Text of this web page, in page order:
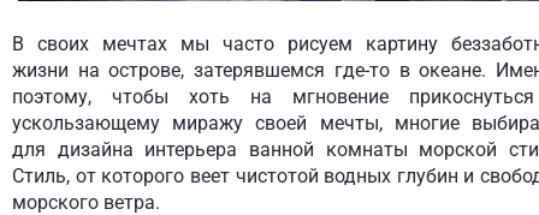
В своих мечтах мы часто рисуем картину
жизни на острове, затерявшемся где-то в океане.
поэтому, чтобы хоть на мгновение
ускользающему миражу своей мечты, многие
для дизайна интерьера ванной комнаты морской
Стиль, от которого веет чистотой водных глубин и
морского ветра.